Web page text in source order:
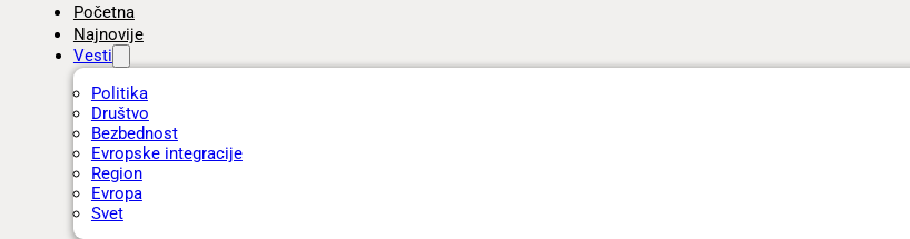
Početna
Najnovije
Vesti
Politika
Društvo
Bezbednost
Evropske integracije
Region
Evropa
Svet